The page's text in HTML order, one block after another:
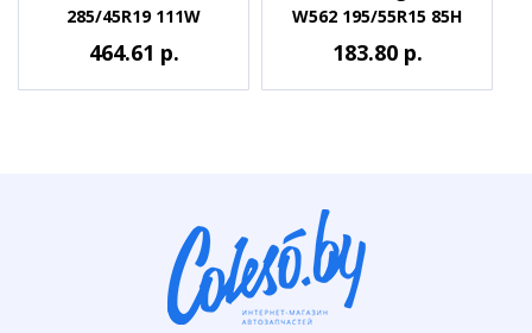
285/45R19 111W
464.61 р.
W562 195/55R15 85H
183.80 р.